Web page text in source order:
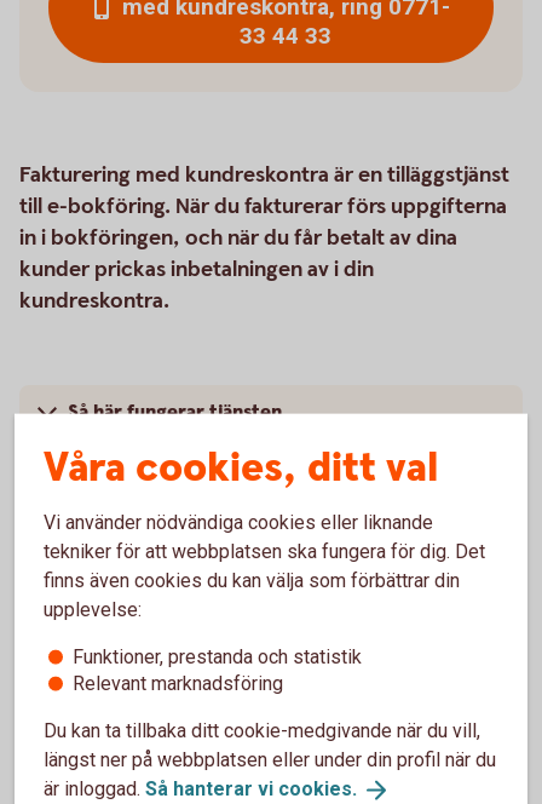
med kundreskontra, ring 0771-
33 44 33
Fakturering med kundreskontra är en tilläggstjänst
till e-bokföring. När du fakturerar förs uppgifterna
in i bokföringen, och när du får betalt av dina
kunder prickas inbetalningen av i din
kundreskontra.
Så här fungerar tjänsten
Pris
Kontakta oss
Support
För att se detta innehåll behöver du först
godkänna cookies för Funktioner, prestanda
och statistik.
Våra cookies, ditt val
Vi använder nödvändiga cookies eller liknande
tekniker för att webbplatsen ska fungera för dig. Det
finns även cookies du kan välja som förbättrar din
upplevelse:
Funktioner, prestanda och statistik
Relevant marknadsföring
Du kan ta tillbaka ditt cookie-medgivande när du vill,
längst ner på webbplatsen eller under din profil när du
är inloggad. Så hanterar vi cookies.